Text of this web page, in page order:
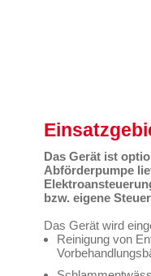
Das Gerät ist
Abförderpumpe
bzw. eigene
Das Gerät wird
Reinigung von